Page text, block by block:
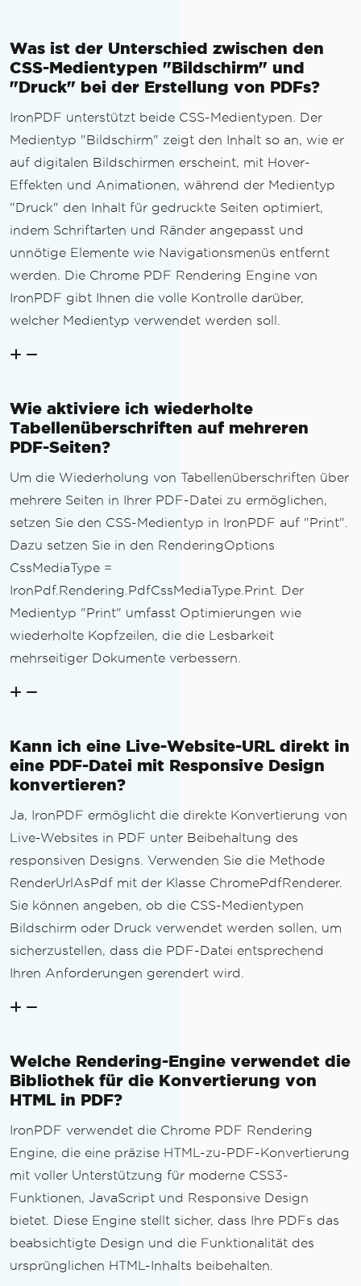
Was ist der Unterschied zwischen den
CSS-Medientypen "Bildschirm" und
"Druck" bei der Erstellung von PDFs?
IronPDF unterstützt beide CSS-Medientypen. Der
Medientyp "Bildschirm" zeigt den Inhalt so an, wie er
auf digitalen Bildschirmen erscheint, mit Hover-
Effekten und Animationen, während der Medientyp
"Druck" den Inhalt für gedruckte Seiten optimiert,
indem Schriftarten und Ränder angepasst und
unnötige Elemente wie Navigationsmenüs entfernt
werden. Die Chrome PDF Rendering Engine von
IronPDF gibt Ihnen die volle Kontrolle darüber,
welcher Medientyp verwendet werden soll.
Wie aktiviere ich wiederholte
Tabellenüberschriften auf mehreren
PDF-Seiten?
Um die Wiederholung von Tabellenüberschriften über
mehrere Seiten in Ihrer PDF-Datei zu ermöglichen,
setzen Sie den CSS-Medientyp in IronPDF auf "Print".
Dazu setzen Sie in den RenderingOptions
CssMediaType =
IronPdf.Rendering.PdfCssMediaType.Print. Der
Medientyp "Print" umfasst Optimierungen wie
wiederholte Kopfzeilen, die die Lesbarkeit
mehrseitiger Dokumente verbessern.
Kann ich eine Live-Website-URL direkt in
eine PDF-Datei mit Responsive Design
konvertieren?
Ja, IronPDF ermöglicht die direkte Konvertierung von
Live-Websites in PDF unter Beibehaltung des
responsiven Designs. Verwenden Sie die Methode
RenderUrlAsPdf mit der Klasse ChromePdfRenderer.
Sie können angeben, ob die CSS-Medientypen
Bildschirm oder Druck verwendet werden sollen, um
sicherzustellen, dass die PDF-Datei entsprechend
Ihren Anforderungen gerendert wird.
Welche Rendering-Engine verwendet die
Bibliothek für die Konvertierung von
HTML in PDF?
IronPDF verwendet die Chrome PDF Rendering
Engine, die eine präzise HTML-zu-PDF-Konvertierung
mit voller Unterstützung für moderne CSS3-
Funktionen, JavaScript und Responsive Design
bietet. Diese Engine stellt sicher, dass Ihre PDFs das
beabsichtigte Design und die Funktionalität des
ursprünglichen HTML-Inhalts beibehalten.